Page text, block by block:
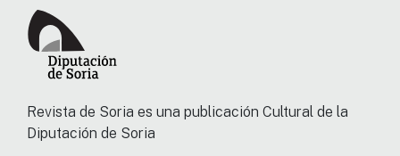
Revista de Soria es una publicación Cultural de la
Diputación de Soria